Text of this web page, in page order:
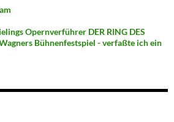
Opernverführer DER RING DES
Bühnenfestspiel - verfaßte ich ein